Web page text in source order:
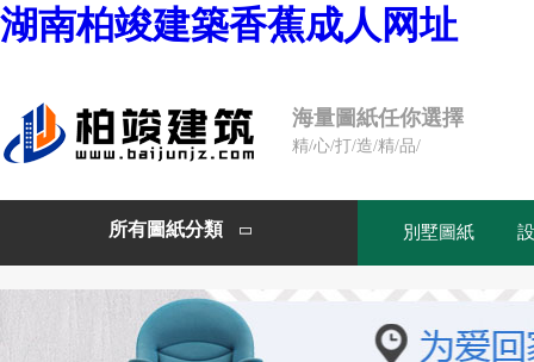
湖南柏竣建築香蕉成人网址
海量圖紙任你選擇
精/心/打/造/精/品/
所有圖紙分類  別墅圖紙